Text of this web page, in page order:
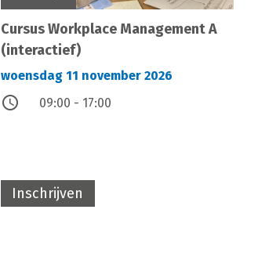
Cursus Workplace Management A
(interactief)
woensdag 11 november 2026
access_time 09:00 - 17:00
Inschrijven